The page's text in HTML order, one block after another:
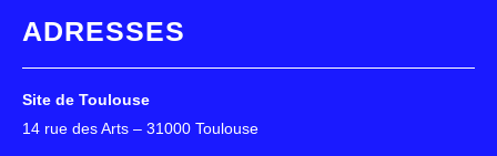
ADRESSES
Site de Toulouse
14 rue des Arts – 31000 Toulouse